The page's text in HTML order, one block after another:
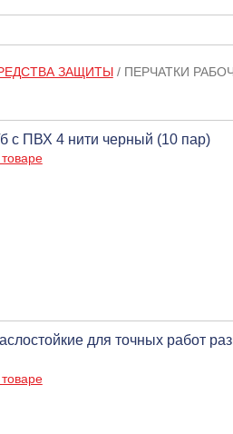
ЗАЩИТЫ/ ПЕРЧАТКИ
с ПВХ 4 нити черный (10 пар)
для точных работ